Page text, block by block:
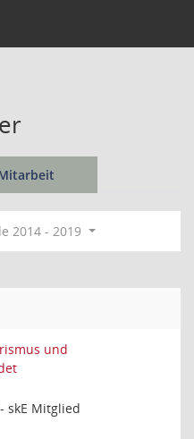
2014 - 2019
und
skE Mitglied